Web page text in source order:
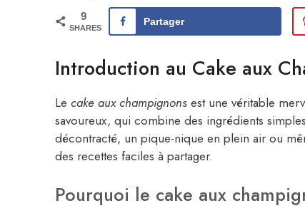
9
SHARES
Partager
Introduction au Cake aux
Le cake aux champignons est une véritable
savoureux, qui combine des ingrédients
décontracté, un pique-nique en plein air ou
des recettes faciles à partager.
Pourquoi le cake aux